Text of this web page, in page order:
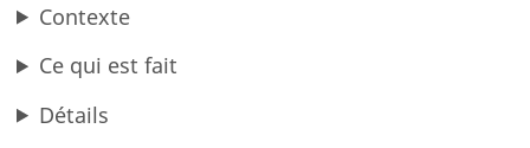
Contexte
Ce qui est fait
Détails